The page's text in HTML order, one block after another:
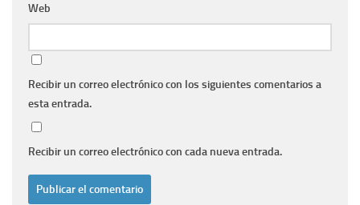
Web
Recibir un correo electrónico con los siguientes comentarios a
esta entrada.
Recibir un correo electrónico con cada nueva entrada.